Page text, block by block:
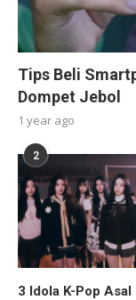
Tips Beli
Dompet Jebol
1 year ago
2
3 Idola K-Pop Asal